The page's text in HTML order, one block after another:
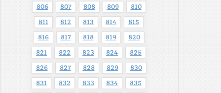
806 807 808 809 810
811 812 813 814 815
816 817 818 819 820
821 822 823 824 825
826 827 828 829 830
831 832 833 834 835